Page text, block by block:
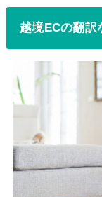
越境ECの翻訳